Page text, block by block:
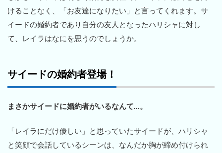
けることなく、「お友達になりたい」と言ってくれます。サ
イードの婚約者であり自分の友人となったハリシャに対し
て、レイラはなにを思うのでしょうか。
サイードの婚約者登場！
まさかサイードに婚約者がいるなんて…。
「レイラにだけ優しい」と思っていたサイードが、ハリシャ
と笑顔で会話しているシーンは、なんだか胸が締め付けられ